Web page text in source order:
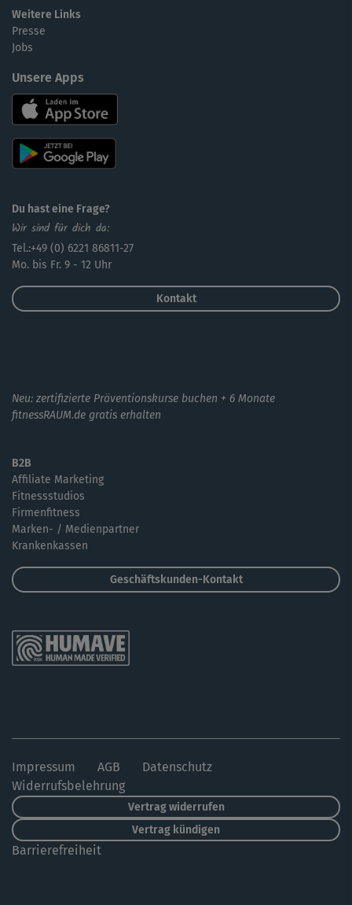
Weitere Links
Presse
Jobs
Unsere Apps
Du hast eine Frage?
Wir sind für dich da:
Tel.:+49 (0) 6221 86811-27
Mo. bis Fr. 9 - 12 Uhr
Kontakt
Neu: zertifizierte Präventionskurse buchen + 6 Monate
fitnessRAUM.de gratis erhalten
B2B
Affiliate Marketing
Fitnessstudios
Firmenfitness
Marken- / Medienpartner
Krankenkassen
Geschäftskunden-Kontakt
Impressum AGB
Datenschutz
Widerrufsbelehrung
Vertrag widerrufen
Vertrag kündigen
Barrierefreiheit